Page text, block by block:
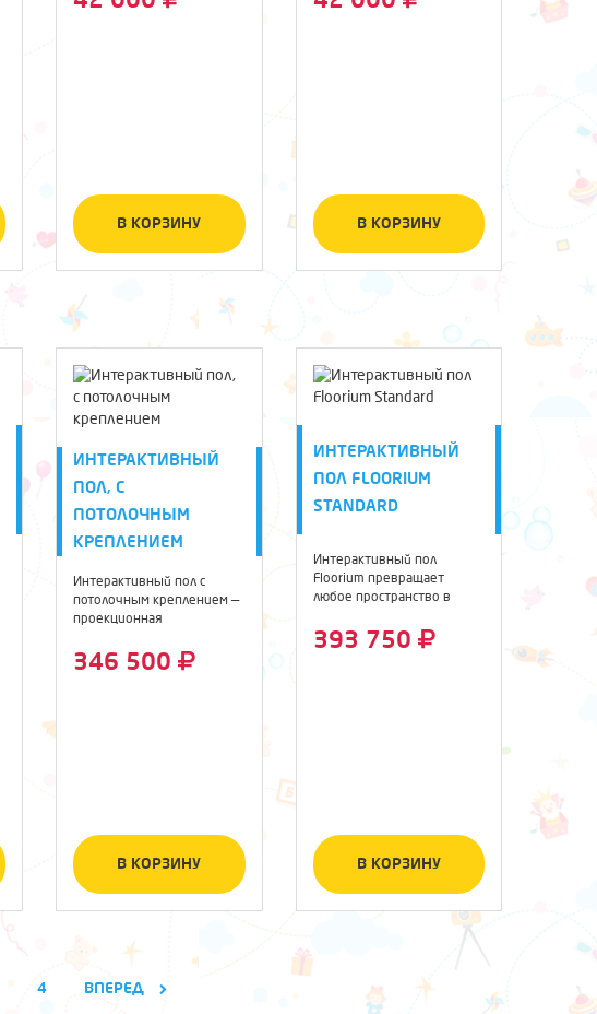
В КОРЗИНУ В КОРЗИНУ
ИНТЕРАКТИВНЫЙ
ПОЛ, С
ПОТОЛОЧНЫМ
КРЕПЛЕНИЕМ
Интерактивный пол с
потолочным креплением —
проекционная
346 500
В КОРЗИНУ
ИНТЕРАКТИВНЫЙ
ПОЛ FLOORIUM
STANDARD
Интерактивный пол
Floorium превращает
любое пространство в
393 750
В КОРЗИНУ
4 ВПЕРЕД